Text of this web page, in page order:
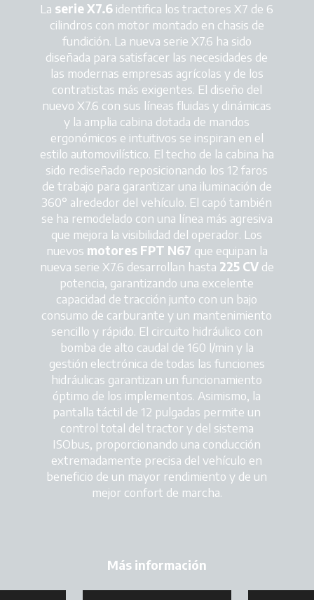
La serie X7.6 identifica los tractores X7 de 6
cilindros con motor montado en chasis de
fundición. La nueva serie X7.6 ha sido
diseñada para satisfacer las necesidades de
las modernas empresas agrícolas y de los
contratistas más exigentes. El diseño del
nuevo X7.6 con sus líneas fluidas y dinámicas
y la amplia cabina dotada de mandos
ergonómicos e intuitivos se inspiran en el
estilo automovilístico. El techo de la cabina ha
sido rediseñado reposicionando los 12 faros
de trabajo para garantizar una iluminación de
360° alrededor del vehículo. El capó también
se ha remodelado con una línea más agresiva
que mejora la visibilidad del operador. Los
nuevos motores FPT N67 que equipan la
nueva serie X7.6 desarrollan hasta 225 CVde
potencia, garantizando una excelente
capacidad de tracción junto con un bajo
consumo de carburante y un mantenimiento
sencillo y rápido. El circuito hidráulico con
bomba de alto caudal de 160 l/min y la
gestión electrónica de todas las funciones
hidráulicas garantizan un funcionamiento
óptimo de los implementos. Asimismo, la
pantalla táctil de 12 pulgadas permite un
control total del tractor y del sistema
ISObus, proporcionando una conducción
extremadamente precisa del vehículo en
beneficio de un mayor rendimiento y de un
mejor confort de marcha.
Más información